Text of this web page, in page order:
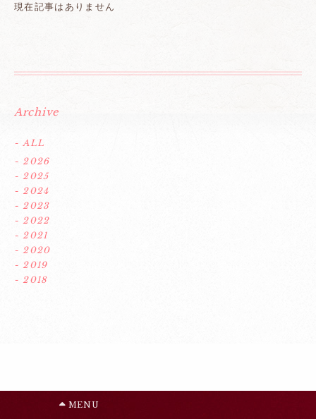
現在記事はありません
Archive
- ALL
- 2026
- 2025
- 2024
- 2023
- 2022
- 2021
- 2020
- 2019
- 2018
MENU